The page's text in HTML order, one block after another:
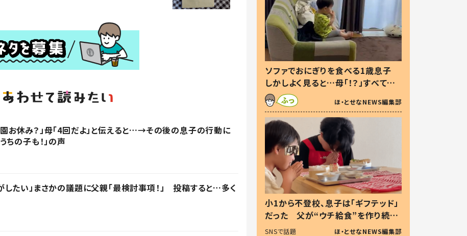
お休み？」母「4回だよ」と伝えると…→その後の息子の行動に
ちの子も！」の声
したい」まさかの議題に父親「最検討事項！」 投稿すると…多く
ソファでおにぎりを食べる1歳息子
しかしよく見ると…母「！？」すべてを
察した母の投稿に「可愛いから許
す！」「現行犯〜」
ほ・とせなNEWS編集部
小1から不登校、息子は「ギフテッド」
だった 父が“ウチ給食”を作り続け
る理由とは #令和の親 #令和の子
SNSで話題 ほ・とせなNEWS編集部